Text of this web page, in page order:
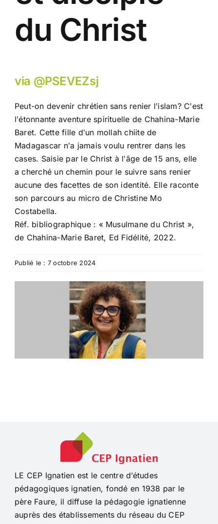
Actualités
Connexion
du Christ
via @PSEVEZsj
Peut-on devenir chrétien sans renier lʹislam? Cʹest
lʹétonnante aventure spirituelle de Chahina-Marie
Baret. Cette fille dʹun mollah chiite de
Madagascar nʹa jamais voulu rentrer dans les
cases. Saisie par le Christ à lʹâge de 15 ans, elle
a cherché un chemin pour le suivre sans renier
aucune des facettes de son identité. Elle raconte
son parcours au micro de Christine Mo
Costabella.
Réf. bibliographique : « Musulmane du Christ »,
de Chahina-Marie Baret, Ed Fidélité, 2022.
Publié le : 7 octobre 2024
LE CEP Ignatien est le centre d’études
pédagogiques ignatien, fondé en 1938 par le
père Faure, il diffuse la pédagogie ignatienne
auprès des établissements du réseau du CEP